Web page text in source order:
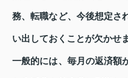
務、転職など、今後想定さ
い出しておくことが欠かせ
一般的には、毎月の返済額